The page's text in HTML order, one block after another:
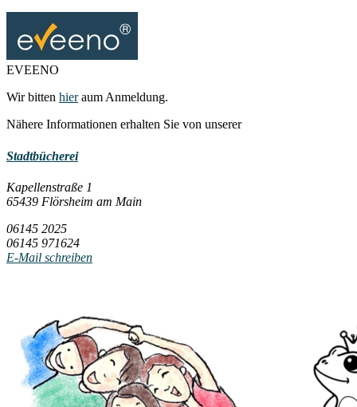
EVEENO
Wir bitten hieraum Anmeldung.
Nähere Informationen erhalten Sie von unserer
Stadtbücherei
Kapellenstraße 1
65439 Flörsheim am Main
06145 2025
06145 971624
E-Mail schreiben